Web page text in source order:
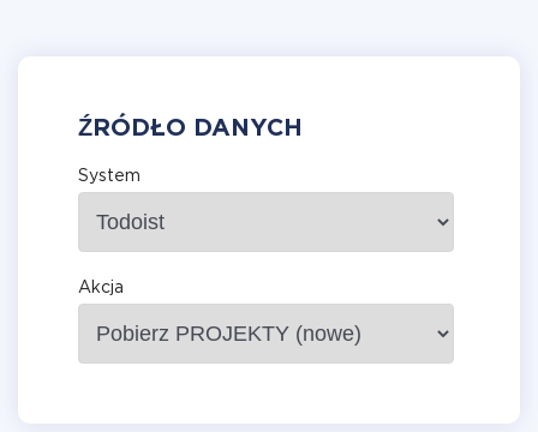
ŹRÓDŁO DANYCH
System
Akcja